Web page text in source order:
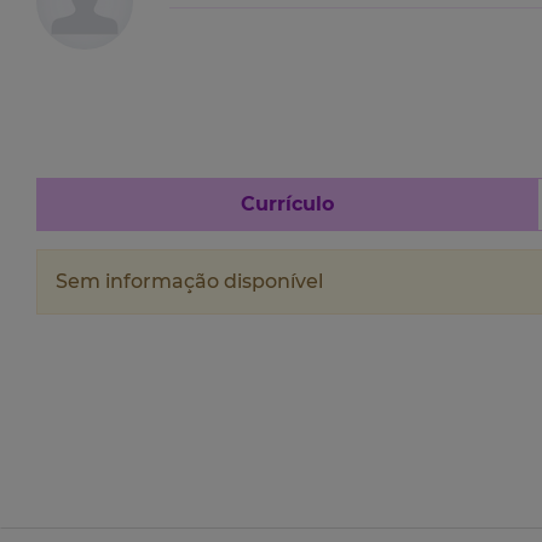
Currículo
Sem informação disponível